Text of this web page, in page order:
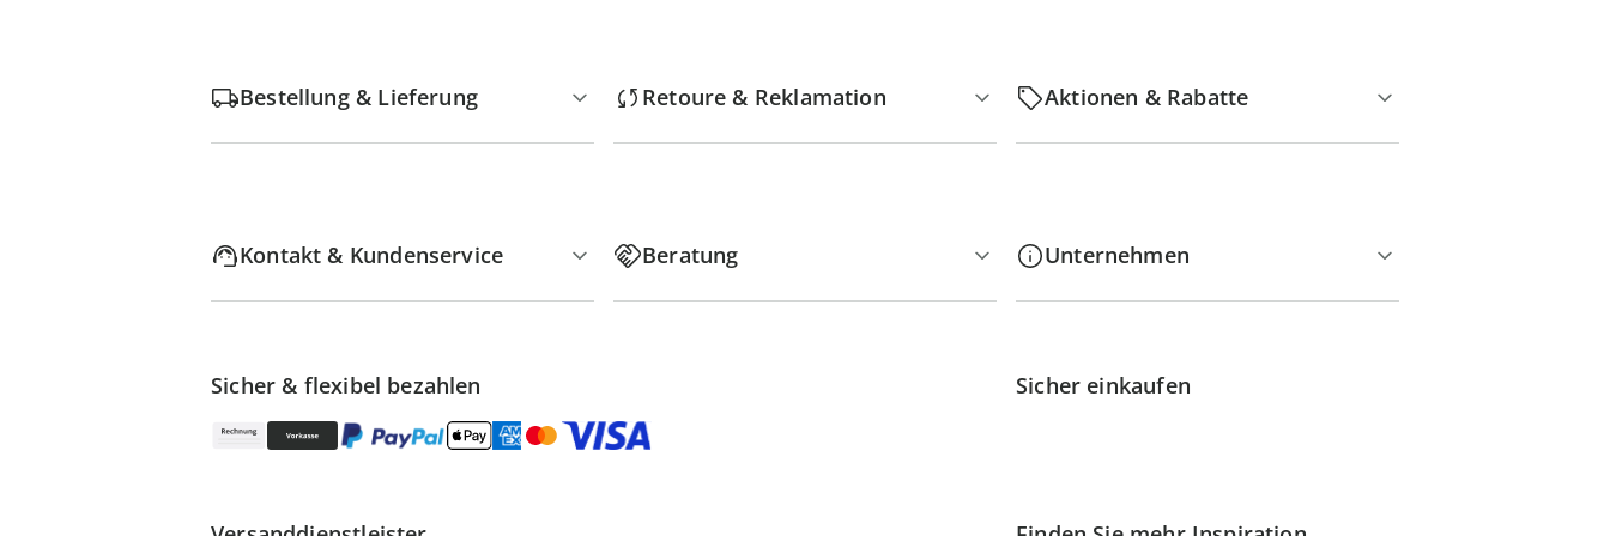
Bestellung & Lieferung Retoure & Reklamation Aktionen & Rabatte
Kontakt & Kundenservice Beratung Unternehmen
Sicher & flexibel bezahlen Sicher einkaufen